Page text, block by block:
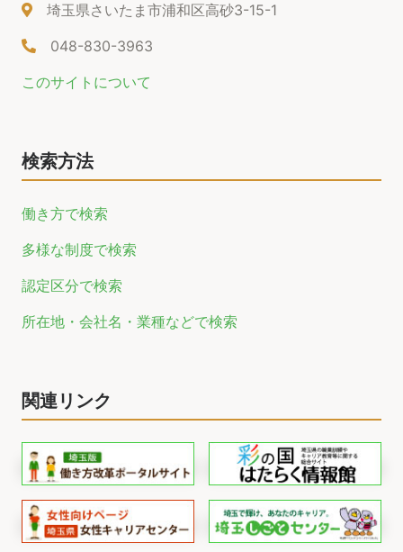
埼玉県さいたま市浦和区高砂3-15-1
048-830-3963
このサイトについて
検索方法
働き方で検索
多様な制度で検索
認定区分で検索
所在地・会社名・業種などで検索
関連リンク